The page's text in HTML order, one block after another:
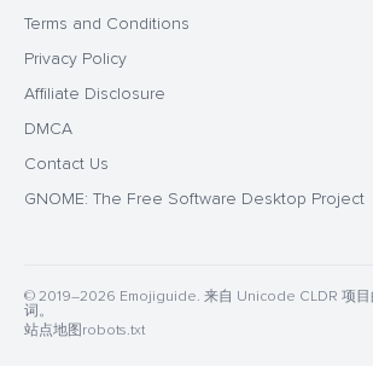
Terms and Conditions
Privacy Policy
Affiliate Disclosure
DMCA
Contact Us
GNOME: The Free Software Desktop Project
© 2019–2026 Emojiguide. 来自 Unicode CLDR 项目
词。
站点地图 robots.txt